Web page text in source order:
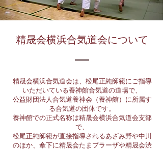
精晟会横浜合気道会について
精晟会横浜合気道会は、松尾正純師範にご指導
いただいている養神館合気道の道場で、
公益財団法人合気道養神会（養神館）に所属す
る合気道の団体です。
養神館での正式名称は精晟会横浜合気道会支部
で、
松尾正純師範が直接指導されるあざみ野や中川
のほか、傘下に精晟会たまプラーザや精晟会渋